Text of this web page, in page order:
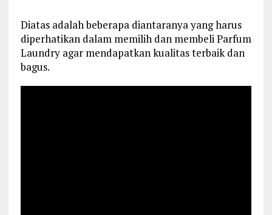
Diatas adalah beberapa diantaranya yang harus
diperhatikan dalam memilih dan membeli Parfum
Laundry agar mendapatkan kualitas terbaik dan
bagus.